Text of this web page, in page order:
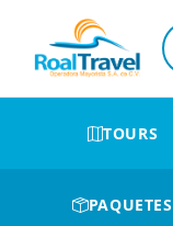
TOURS
PAQUETES